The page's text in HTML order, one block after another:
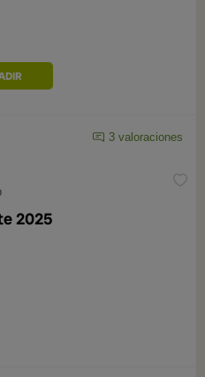
3 valoraciones
2025